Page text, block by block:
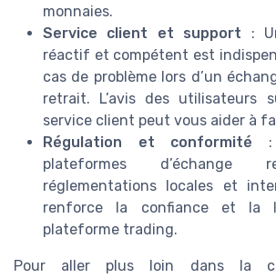
monnaies.
Service client et support :
réactif et compétent est
cas de problème lors d’un
retrait. L’avis des utilisateurs
service client peut vous aider à
Régulation et conformité :
plateformes d’échange
réglementations locales et
renforce la confiance et la
plateforme trading.
Pour aller plus loin dans la